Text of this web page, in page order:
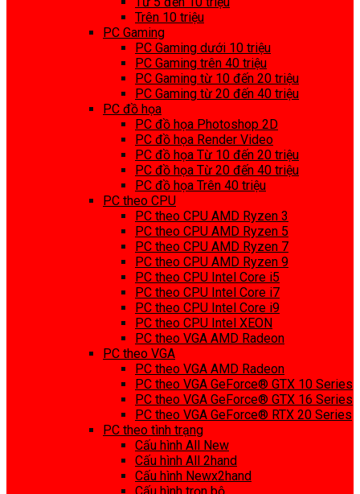
Trên 10 triệu
PC Gaming
PC Gaming dưới 10 triệu
PC Gaming trên 40 triệu
PC Gaming từ 10 đến 20 triệu
PC Gaming từ 20 đến 40 triệu
PC đồ họa
PC đồ họa Photoshop 2D
PC đồ họa Render Video
PC đồ họa Từ 10 đến 20 triệu
PC đồ họa Từ 20 đến 40 triệu
PC đồ họa Trên 40 triệu
PC theo CPU
PC theo CPU AMD Ryzen 3
PC theo CPU AMD Ryzen 5
PC theo CPU AMD Ryzen 7
PC theo CPU AMD Ryzen 9
PC theo CPU Intel Core i5
PC theo CPU Intel Core i7
PC theo CPU Intel Core i9
PC theo CPU Intel XEON
PC theo VGA AMD Radeon
PC theo VGA
PC theo VGA AMD Radeon
PC theo VGA GeForce® GTX 10 Series
PC theo VGA GeForce® GTX 16 Series
PC theo VGA GeForce® RTX 20 Series
PC theo tình trạng
Cấu hình All New
Cấu hình All 2hand
Cấu hình Newx2hand